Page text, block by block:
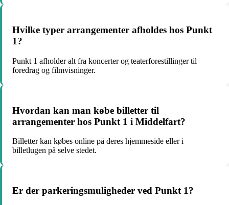
Hvilke typer arrangementer afholdes hos Punkt
1?
Punkt 1 afholder alt fra koncerter og teaterforestillinger til
foredrag og filmvisninger.
Hvordan kan man købe billetter til
arrangementer hos Punkt 1 i Middelfart?
Billetter kan købes online på deres hjemmeside eller i
billetlugen på selve stedet.
Er der parkeringsmuligheder ved Punkt 1?